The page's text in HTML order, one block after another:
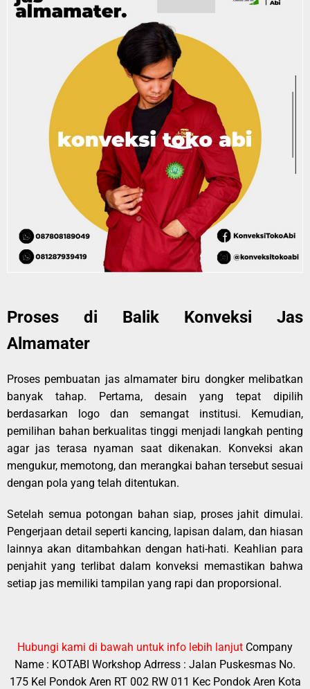
Proses di Balik Konveksi Jas
Almamater
Proses pembuatan jas almamater biru dongker melibatkan
banyak tahap. Pertama, desain yang tepat dipilih
berdasarkan logo dan semangat institusi. Kemudian,
pemilihan bahan berkualitas tinggi menjadi langkah penting
agar jas terasa nyaman saat dikenakan. Konveksi akan
mengukur, memotong, dan merangkai bahan tersebut sesuai
dengan pola yang telah ditentukan.
Setelah semua potongan bahan siap, proses jahit dimulai.
Pengerjaan detail seperti kancing, lapisan dalam, dan hiasan
lainnya akan ditambahkan dengan hati-hati. Keahlian para
penjahit yang terlibat dalam konveksi memastikan bahwa
setiap jas memiliki tampilan yang rapi dan proporsional.
Hubungi kami di bawah untuk info lebih lanjut Company
Name : KOTABI Workshop Adrress : Jalan Puskesmas No.
175 Kel Pondok Aren RT 002 RW 011 Kec Pondok Aren Kota